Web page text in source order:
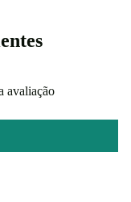
avaliação